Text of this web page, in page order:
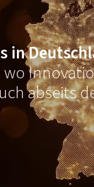
in
wo
abseits